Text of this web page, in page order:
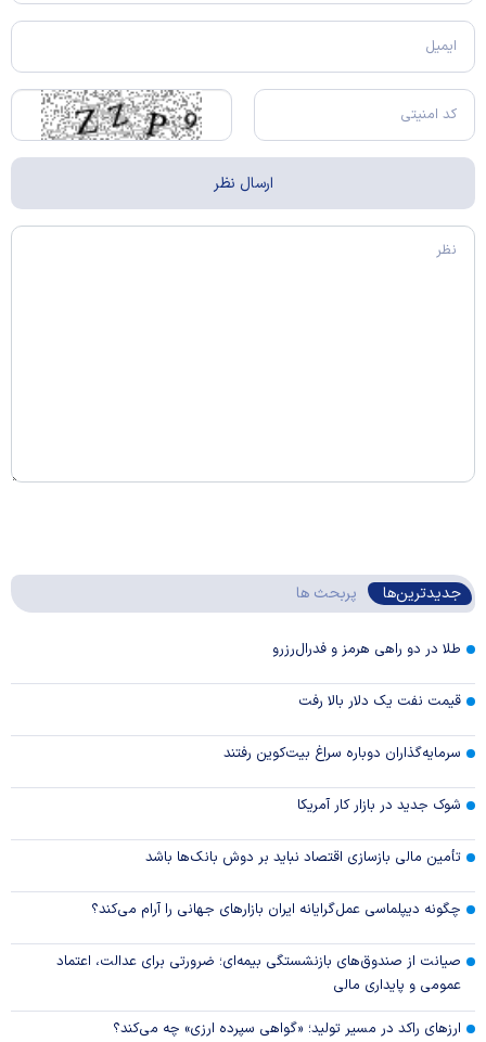
جدیدترین‌ها پربحث ها
طلا در دو راهی هرمز و فدرال‌رزرو
قیمت نفت یک دلار بالا رفت
سرمایه‌گذاران دوباره سراغ بیت‌کوین رفتند
شوک جدید در بازار کار آمریکا
تأمین مالی بازسازی اقتصاد نباید بر دوش بانک‌ها باشد
چگونه دیپلماسی عمل‌گرایانه ایران بازار‌های جهانی را آرام می‌کند؟
صیانت از صندوق‌های بازنشستگی بیمه‌ای؛ ضرورتی برای عدالت، اعتماد
عمومی و پایداری مالی
ارزهای راکد در مسیر تولید؛ «گواهی سپرده ارزی» چه می‌کند؟